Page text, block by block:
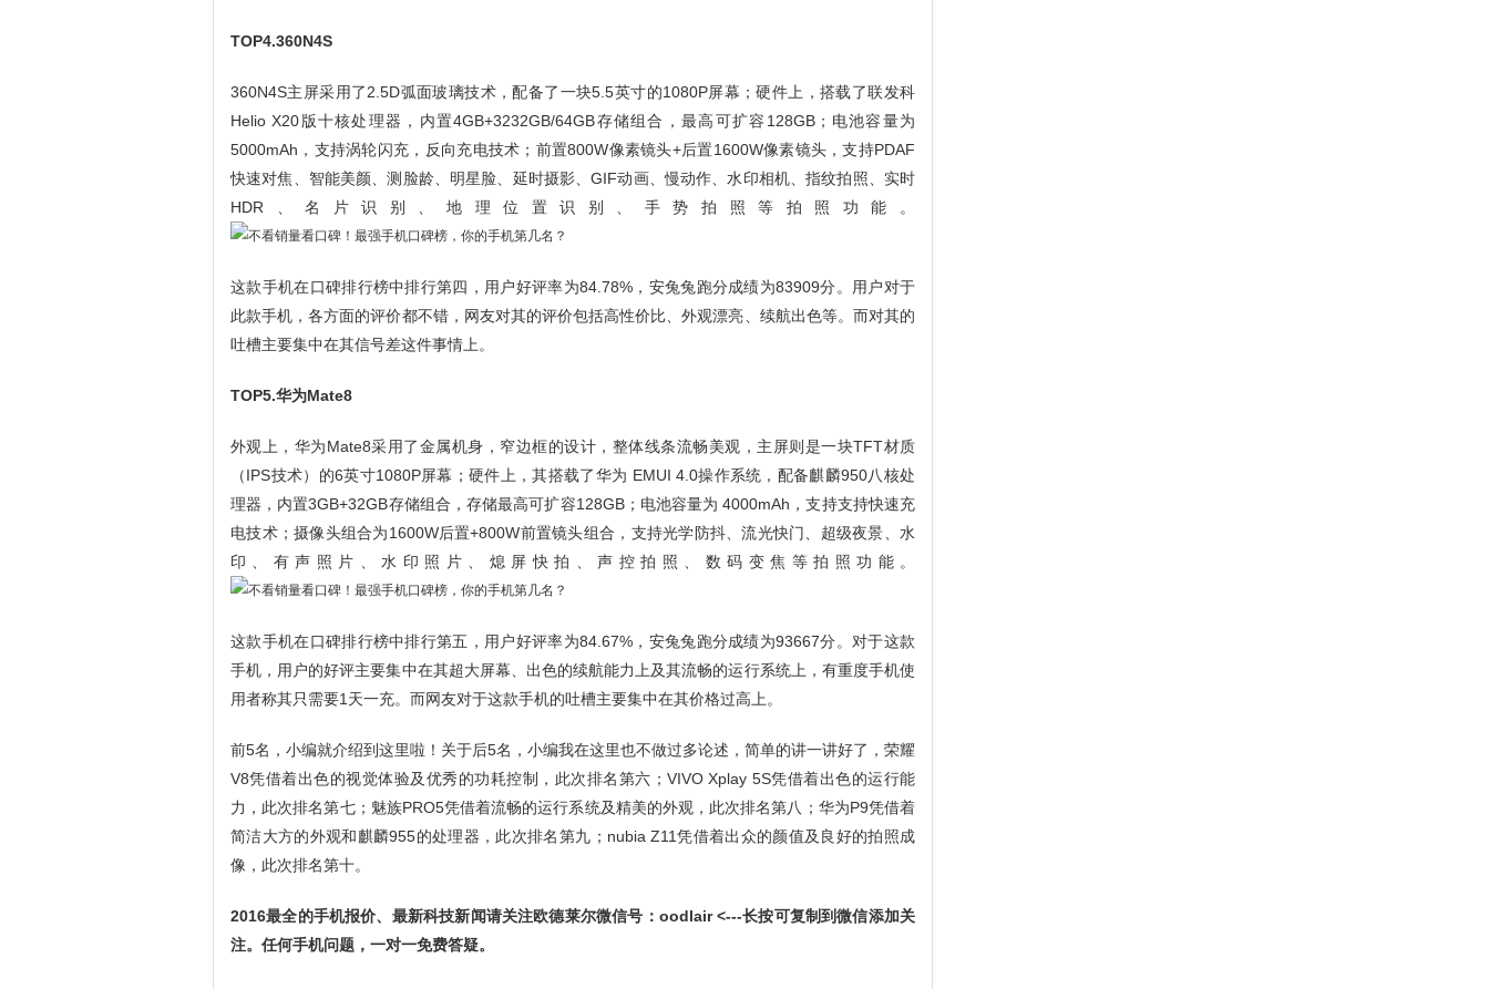
TOP4.360N4S
360N4S主屏采用了2.5D弧面玻璃技术，配备了一块5.5英寸的1080P屏幕；硬件上，搭载了联发科
Helio X20版十核处理器，内置4GB+3232GB/64GB存储组合，最高可扩容128GB；电池容量为
5000mAh，支持涡轮闪充，反向充电技术；前置800W像素镜头+后置1600W像素镜头，支持PDAF
快速对焦、智能美颜、测脸龄、明星脸、延时摄影、GIF动画、慢动作、水印相机、指纹拍照、实时
HDR、名片识别、地理位置识别、手势拍照等拍照功能。
这款手机在口碑排行榜中排行第四，用户好评率为84.78%，安兔兔跑分成绩为83909分。用户对于
此款手机，各方面的评价都不错，网友对其的评价包括高性价比、外观漂亮、续航出色等。而对其的
吐槽主要集中在其信号差这件事情上。
TOP5.华为Mate8
外观上，华为Mate8采用了金属机身，窄边框的设计，整体线条流畅美观，主屏则是一块TFT材质
（IPS技术）的6英寸1080P屏幕；硬件上，其搭载了华为 EMUI 4.0操作系统，配备麒麟950八核处
理器，内置3GB+32GB存储组合，存储最高可扩容128GB；电池容量为 4000mAh，支持支持快速充
电技术；摄像头组合为1600W后置+800W前置镜头组合，支持光学防抖、流光快门、超级夜景、水
印、有声照片、水印照片、熄屏快拍、声控拍照、数码变焦等拍照功能。
这款手机在口碑排行榜中排行第五，用户好评率为84.67%，安兔兔跑分成绩为93667分。对于这款
手机，用户的好评主要集中在其超大屏幕、出色的续航能力上及其流畅的运行系统上，有重度手机使
用者称其只需要1天一充。而网友对于这款手机的吐槽主要集中在其价格过高上。
前5名，小编就介绍到这里啦！关于后5名，小编我在这里也不做过多论述，简单的讲一讲好了，荣耀
V8凭借着出色的视觉体验及优秀的功耗控制，此次排名第六；VIVO Xplay 5S凭借着出色的运行能
力，此次排名第七；魅族PRO5凭借着流畅的运行系统及精美的外观，此次排名第八；华为P9凭借着
简洁大方的外观和麒麟955的处理器，此次排名第九；nubia Z11凭借着出众的颜值及良好的拍照成
像，此次排名第十。
2016最全的手机报价、最新科技新闻请关注欧德莱尔微信号：oodlair <---长按可复制到微信添加关
注。任何手机问题，一对一免费答疑。